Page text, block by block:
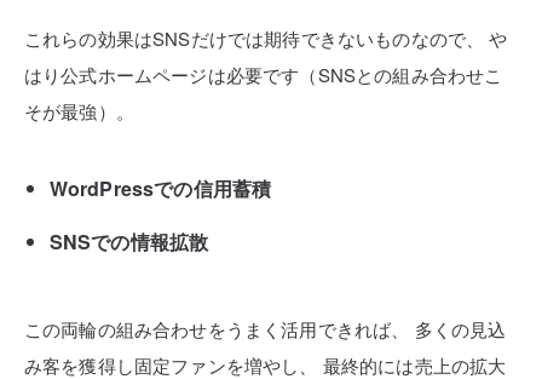
これらの効果はSNSだけでは期待できないものなので、
や
はり公式ホームページは必要です（SNSとの組み合わせこ
そが最強）。
WordPressでの信用蓄積
SNSでの情報拡散
この両輪の組み合わせをうまく活用できれば、
多くの見込
み客を獲得し固定ファンを増やし、
最終的には売上の拡大